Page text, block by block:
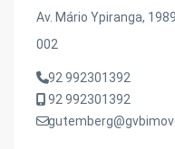
Av. Mário Ypiranga,
002
92 992301392
92 992301392